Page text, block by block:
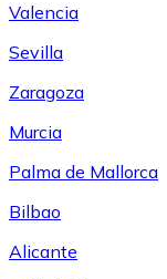
Valencia
Sevilla
Zaragoza
Murcia
Palma de Mallorca
Bilbao
Alicante